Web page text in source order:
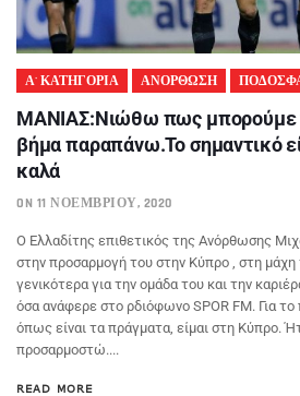
Α' ΚΑΤΗΓΟΡΙΑ ΑΝΟΡΘΩΣΗ
ΜΑΝΙΑΣ:Νιώθω πως μπορούμε
βήμα παραπάνω.Το σημαντικό
καλά
ON 11 ΝΟΕΜΒΡΊΟΥ, 2020
Ο Ελλαδίτης επιθετικός της Ανόρθωσης
στην προσαρμογή του στην Κύπρο , στη
γενικότερα για την ομάδα του και την
όσα ανάφερε στο ρδιόφωνο SPOR FM. Για
όπως είναι τα πράγματα, είμαι στη Κύπρο.
προσαρμοστώ....
READ MORE